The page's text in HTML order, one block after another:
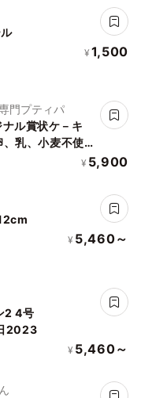
¥ 1,500
門プティパ
ル賞状ケ－キ
乳、小麦不使
)
¥ 5,900
¥ 5,460～
2 4号
2023
¥ 5,460～